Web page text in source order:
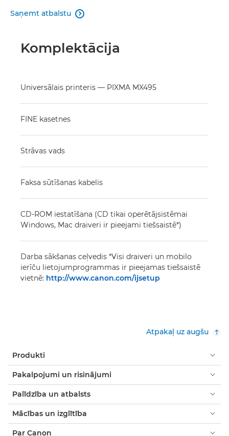
Saņemt atbalstu 
Komplektācija
Universālais printeris — PIXMA MX495
FINE kasetnes
Strāvas vads
Faksa sūtīšanas kabelis
CD-ROM iestatīšana (CD tikai operētājsistēmai
Windows, Mac draiveri ir pieejami tiešsaistē*)
Darba sākšanas ceļvedis *Visi draiveri un mobilo
ierīču lietojumprogrammas ir pieejamas tiešsaistē
vietnē: http://www.canon.com/ijsetup
Atpakaļ uz augšu
Produkti
Pakalpojumi un risinājumi
Palīdzība un atbalsts
Mācības un izglītība
Par Canon